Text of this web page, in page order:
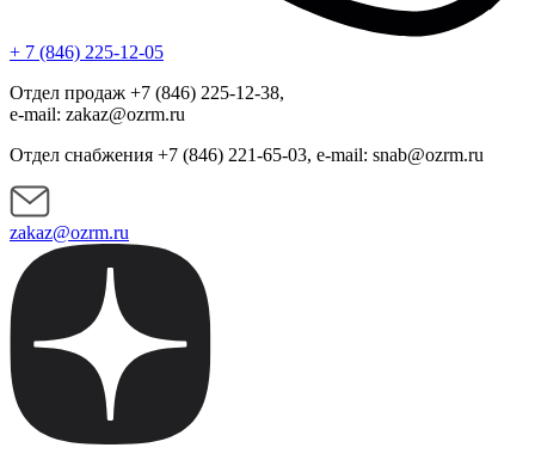
+ 7 (846) 225-12-05
Отдел продаж +7 (846) 225-12-38,
e-mail: zakaz@ozrm.ru
Отдел снабжения +7 (846) 221-65-03, e-mail: snab@ozrm.ru
zakaz@ozrm.ru